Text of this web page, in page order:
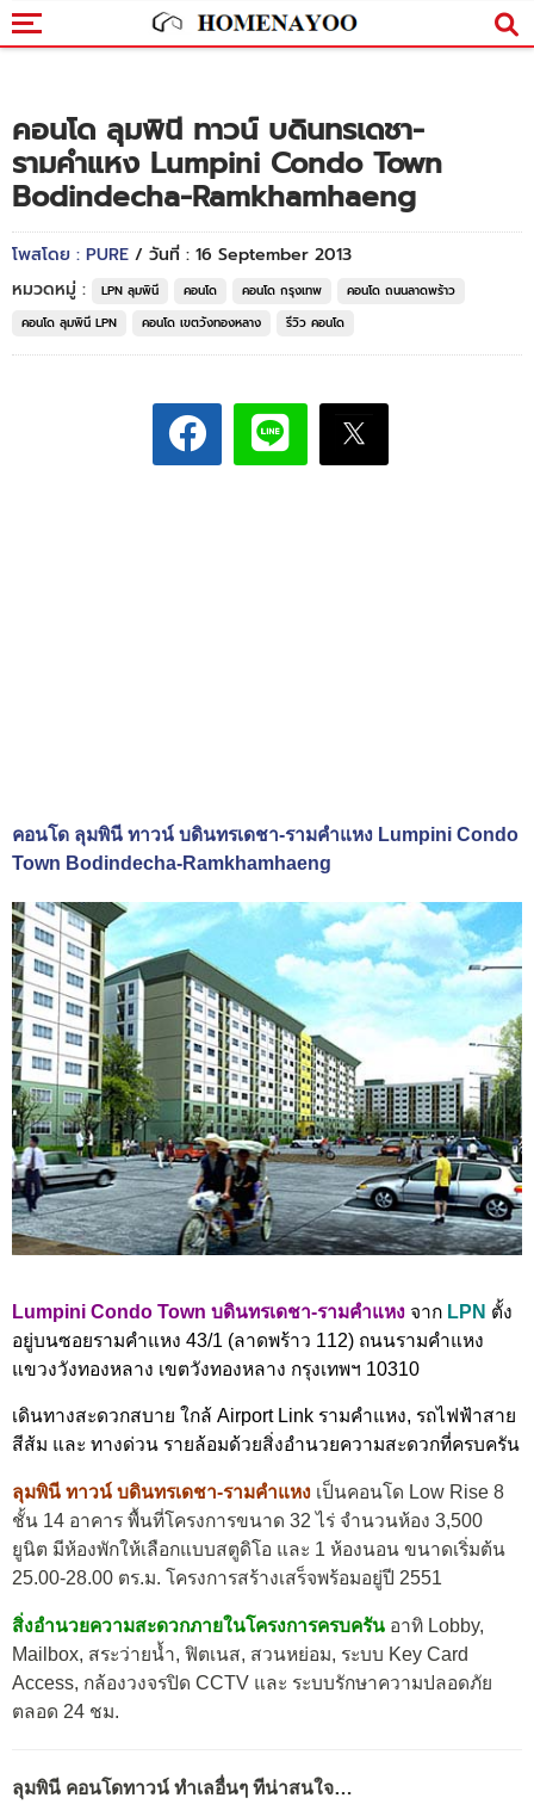
คอนโด ลุมพินี ทาวน์ บดินทรเดชา-
รามคำแหง Lumpini Condo Town
Bodindecha-Ramkhamhaeng
โพสโดย : PURE / วันที่ : 16 September 2013
หมวดหมู่ :
LPN ลุมพินี คอนโด คอนโด กรุงเทพ
คอนโด ถนนลาดพร้าว
คอนโด ลุมพินี LPN
คอนโด เขตวังทองหลาง รีวิว คอนโด
คอนโด ลุมพินี ทาวน์ บดินทรเดชา-รามคำแหง Lumpini Condo
Town Bodindecha-Ramkhamhaeng
Lumpini Condo Town บดินทรเดชา-รามคำแหง จาก LPN ตั้ง
อยู่บนซอยรามคำแหง 43/1 (ลาดพร้าว 112) ถนนรามคำแหง
แขวงวังทองหลาง เขตวังทองหลาง กรุงเทพฯ 10310
เดินทางสะดวกสบาย ใกล้ Airport Link รามคำแหง, รถไฟฟ้าสาย
สีส้ม และ ทางด่วน รายล้อมด้วยสิ่งอำนวยความสะดวกที่ครบครัน
ลุมพินี ทาวน์ บดินทรเดชา-รามคำแหง เป็นคอนโด Low Rise 8
ชั้น 14 อาคาร พื้นที่โครงการขนาด 32 ไร่ จำนวนห้อง 3,500
ยูนิต มีห้องพักให้เลือกแบบสตูดิโอ และ 1 ห้องนอน ขนาดเริ่มต้น
25.00-28.00 ตร.ม. โครงการสร้างเสร็จพร้อมอยู่ปี 2551
สิ่งอำนวยความสะดวกภายในโครงการครบครัน อาทิ Lobby,
Mailbox, สระว่ายน้ำ, ฟิตเนส, สวนหย่อม, ระบบ Key Card
Access, กล้องวงจรปิด CCTV และ ระบบรักษาความปลอดภัย
ตลอด 24 ชม.
ลุมพินี คอนโดทาวน์ ทำเลอื่นๆ ทีน่าสนใจ…